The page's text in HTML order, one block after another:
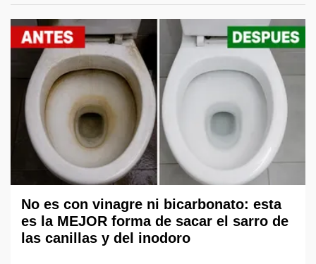
No es con vinagre ni bicarbonato: esta
es la MEJOR forma de sacar el sarro de
las canillas y del inodoro